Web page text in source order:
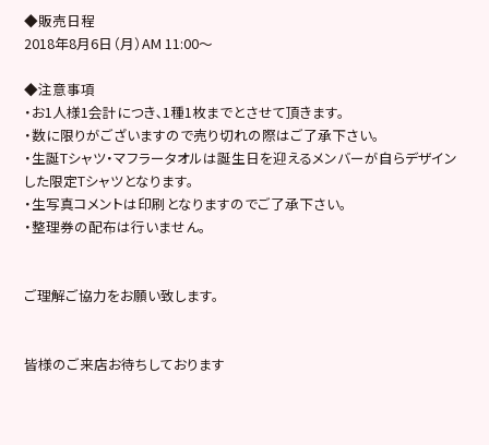
◆販売日程
2018年8月6日（月）AM 11:00～
◆注意事項
・お1人様1会計につき､1種1枚までとさせて頂きます。
・数に限りがございますので売り切れの際はご了承下さい。
・生誕Tシャツ・マフラータオルは誕生日を迎えるメンバーが自らデザイン
した限定Tシャツとなります。
・生写真コメントは印刷となりますのでご了承下さい。
・整理券の配布は行いません。
ご理解ご協力をお願い致します。
皆様のご来店お待ちしております